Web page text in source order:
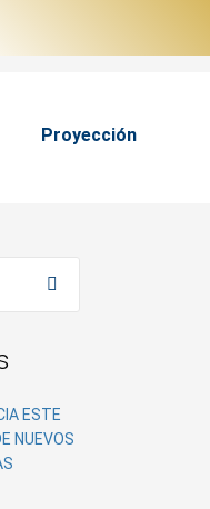
Proyección
ESTE
NUEVOS